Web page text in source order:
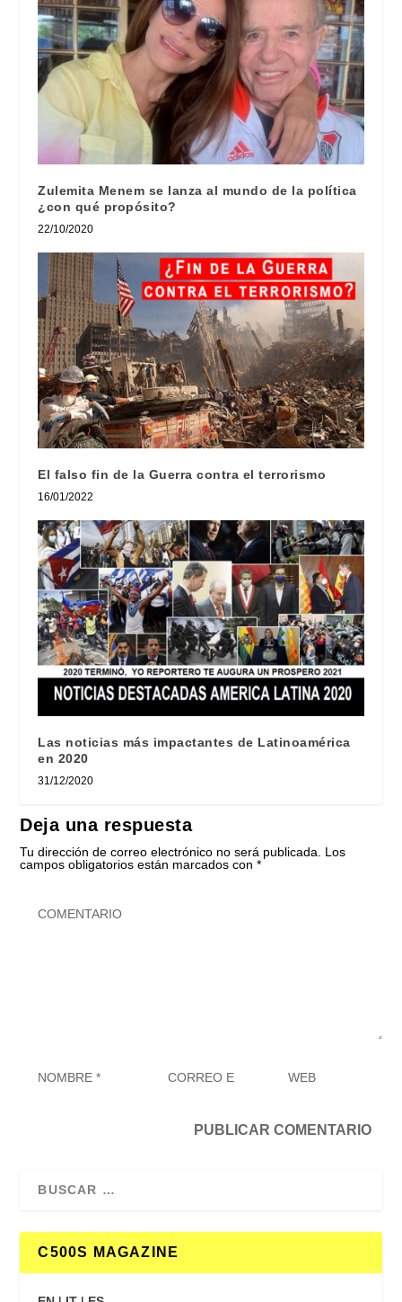
Zulemita Menem se lanza al mundo de la política
¿con qué propósito?
22/10/2020
El falso fin de la Guerra contra el terrorismo
16/01/2022
Las noticias más impactantes de Latinoamérica
en 2020
31/12/2020
Deja una respuesta
Tu dirección de correo electrónico no será publicada.
Los
campos obligatorios están marcados con*
C500S MAGAZINE